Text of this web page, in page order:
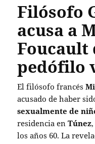
Filósofo
acusa a
Foucault
pedófilo
El filósofo francés
acusado de haber
sexualmente de
residencia enTúnez
los años 60. La